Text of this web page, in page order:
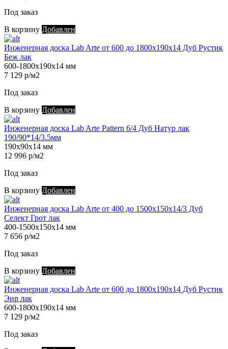
Под заказ
В корзину Добавлен
Инженерная доска Lab Arte от 600 до 1800х190х14 Дуб Рустик
Беж лак
600-1800х190х14 мм
7 129 р/м2
Под заказ
В корзину Добавлен
Инженерная доска Lab Arte Pattern 6/4 Дуб Натур лак
190/90*14/3.5мм
190х90х14 мм
12 996 р/м2
Под заказ
В корзину Добавлен
Инженерная доска Lab Arte от 400 до 1500х150х14/3 Дуб
Селект Грот лак
400-1500х150х14 мм
7 656 р/м2
Под заказ
В корзину Добавлен
Инженерная доска Lab Arte от 600 до 1800х190х14 Дуб Рустик
Эир лак
600-1800х190х14 мм
7 129 р/м2
Под заказ